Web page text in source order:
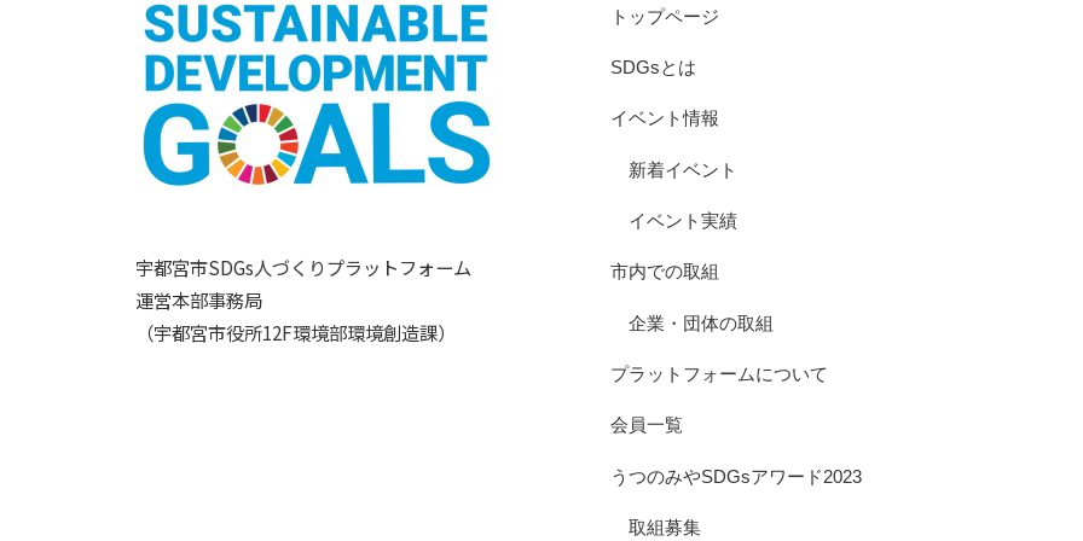
宇都宮市SDGs人づくりプラットフォーム
運営本部事務局
（宇都宮市役所12F環境部環境創造課）
トップページ
SDGsとは
イベント情報
新着イベント
イベント実績
市内での取組
企業・団体の取組
プラットフォームについて
会員一覧
うつのみやSDGsアワード2023
取組募集